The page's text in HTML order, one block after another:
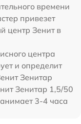
времени
привезет
центр Зенит в
центра
и определит
Зенитар
Зенитар 1,5/50
3-4 часа